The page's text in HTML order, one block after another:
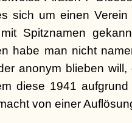
sich um einen
Spitznamen
habe man nicht
anonym blieben
diese 1941
von einer